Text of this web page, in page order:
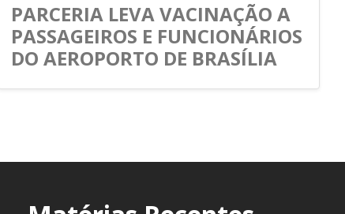
PARCERIA LEVA VACINAÇÃO A
PASSAGEIROS E FUNCIONÁRIOS
DO AEROPORTO DE BRASÍLIA